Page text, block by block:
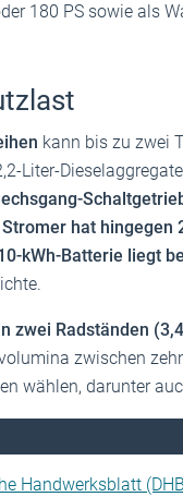
180 PS sowie als
kann bis zu zwei
Liter-
Stromer hat hingegen
kWh-Batterie liegt
zwei Radständen
zwischen
wählen, darunter
Handwerksblatt